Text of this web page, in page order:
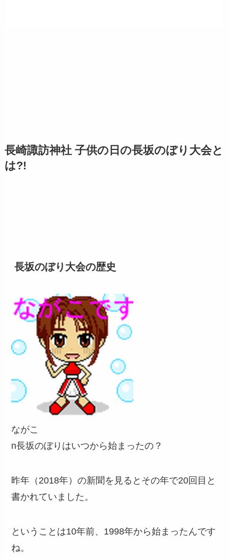
長崎諏訪神社 子供の日の長坂のぼり大会と
は?!
長坂のぼり大会の歴史
ながこ
n長坂のぼりはいつから始まったの？
昨年（2018年）の新聞を見るとその年で20回目と
書かれていました。
ということは10年前、1998年から始まったんです
ね。